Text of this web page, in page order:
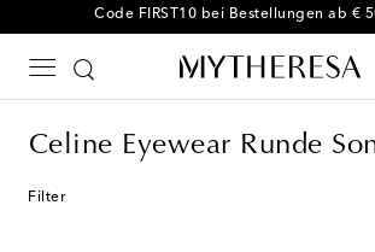
-10 % bei Ihrer ersten Bestellung auf
Celine Eyewear Runde
Filter